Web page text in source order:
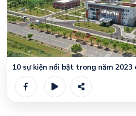
10 sự kiện nổi bật trong năm 2023